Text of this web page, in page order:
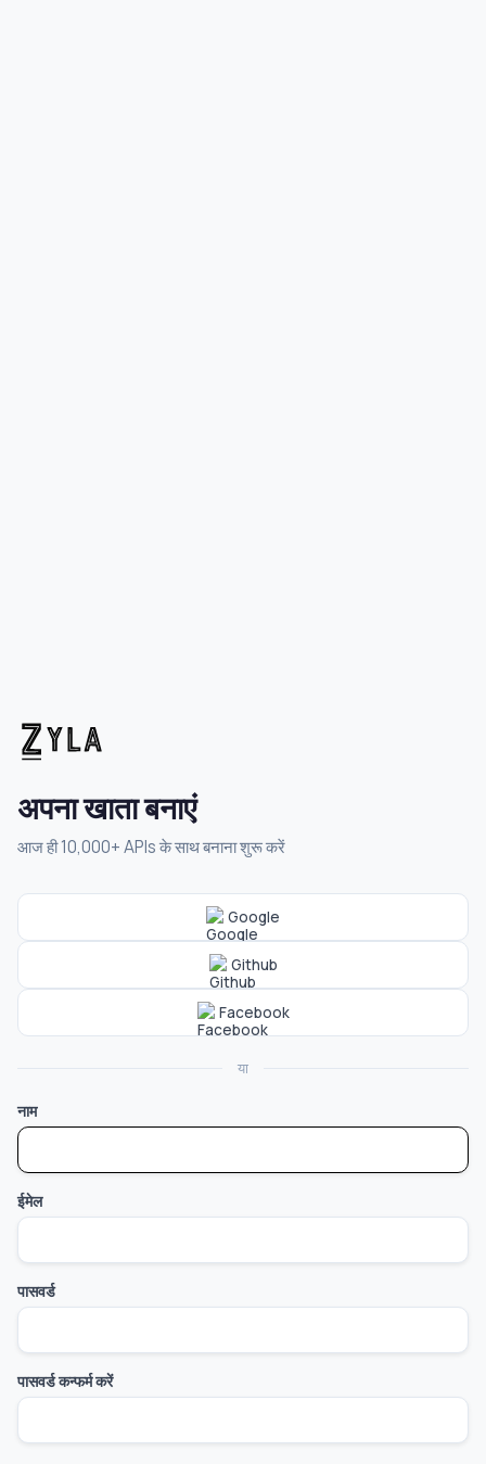
अपना खाता बनाएं
आज ही 10,000+ APIs के साथ बनाना शुरू करें
Google
Github
Facebook
या
नाम
ईमेल
पासवर्ड
पासवर्ड कन्फर्म करें